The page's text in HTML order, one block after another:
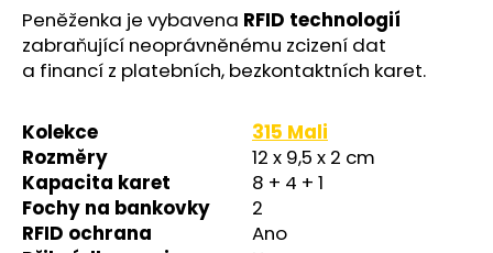
Peněženka je vybavena RFID technologií
zabraňující neoprávněnému zcizení dat
a financí z platebních, bezkontaktních karet.
Kolekce
315 Mali
Rozměry
12 x 9,5 x 2 cm
Kapacita karet
8 + 4 + 1
Fochy na bankovky
2
RFID ochrana
Ano
D
o
p
u
č
u
j
e